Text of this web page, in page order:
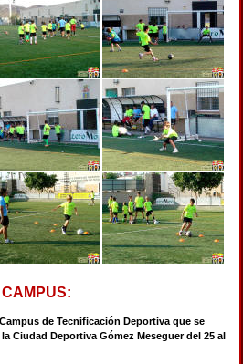
de Tecnificación Deportiva que se
Ciudad Deportiva Gómez Meseguer del 25 al